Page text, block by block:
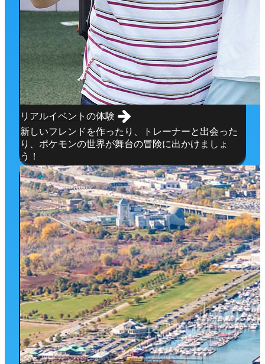
リアルイベントの体験
新しいフレンドを作ったり、トレーナーと出会った
り、ポケモンの世界が舞台の冒険に出かけましょ
う！